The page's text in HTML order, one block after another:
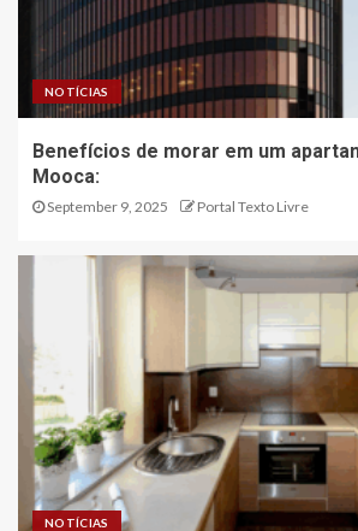
NOTÍCIAS
Benefícios de morar em um
Mooca:
September 9, 2025 Portal Texto Livre
NOTÍCIAS